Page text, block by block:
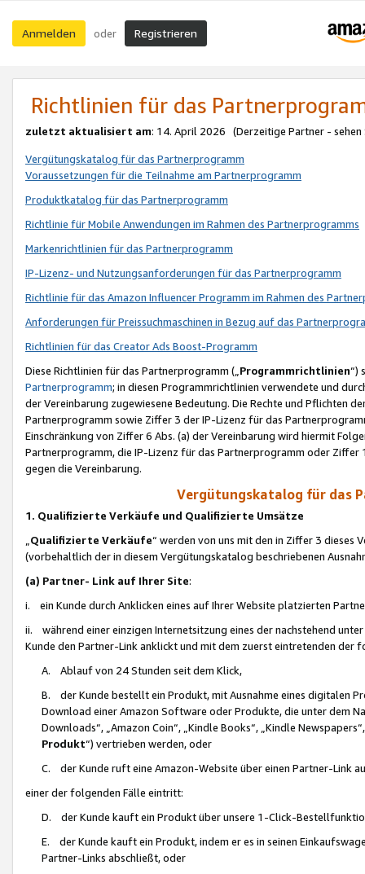
Anmelden oder Registrieren
Richtlinien für das
zuletzt aktualisiert am: 14. April 2026 (Derzeitige Partner - sehen
Vergütungskatalog für das Partnerprogramm
Voraussetzungen für die Teilnahme am Partnerprogramm
Produktkatalog für das Partnerprogramm
Richtlinie für Mobile Anwendungen im Rahmen des Partnerprogramms
Markenrichtlinien für das Partnerprogramm
IP-Lizenz- und Nutzungsanforderungen für das Partnerprogramm
Richtlinie für das Amazon Influencer Programm im Rahmen des
Anforderungen für Preissuchmaschinen in Bezug auf das
Richtlinien für das Creator Ads Boost-Programm
Diese Richtlinien für das Partnerprogramm („Programmrichtlinien“)
Partnerprogramm; in diesen Programmrichtlinien verwendete und
der Vereinbarung zugewiesene Bedeutung. Die Rechte und Pflichten
Partnerprogramm sowie Ziffer 3 der IP-Lizenz für das
Einschränkung von Ziffer 6 Abs. (a) der Vereinbarung wird hiermit
Partnerprogramm, die IP-Lizenz für das Partnerprogramm oder
gegen die Vereinbarung.
Vergütungskatalog für das
1. Qualifizierte Verkäufe und Qualifizierte Umsätze
Qualifizierte Verkäufe“ werden von uns mit den in Ziffer 3
(vorbehaltlich der in diesem Vergütungskatalog beschriebenen
(a) Partner- Link auf Ihrer Site:
i. ein Kunde durch Anklicken eines auf Ihrer Website platzierten
ii. während einer einzigen Internetsitzung eines der nachstehend
Kunde den Partner-Link anklickt und mit dem zuerst eintretenden der
A. Ablauf von 24 Stunden seit dem Klick,
B. der Kunde bestellt ein Produkt, mit Ausnahme eines digitalen
Download einer Amazon Software oder Produkte, die unter dem
Downloads“, „Amazon Coin“, „Kindle Books“, „Kindle
Produkt“) vertrieben werden, oder
C. der Kunde ruft eine Amazon-Website über einen Partner-Link
einer der folgenden Fälle eintritt:
D. der Kunde kauft ein Produkt über unsere 1-Click-
E. der Kunde kauft ein Produkt, indem er es in seinen
Partner-Links abschließt, oder